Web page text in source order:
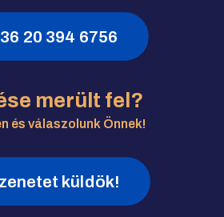
20 394 6756
merült fel?
és válaszolunk Önnek!
küldök!